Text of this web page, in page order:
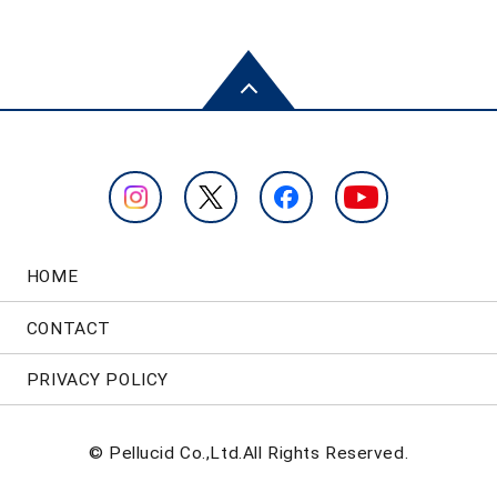
HOME
CONTACT
PRIVACY POLICY
© Pellucid Co.,Ltd.All Rights Reserved.